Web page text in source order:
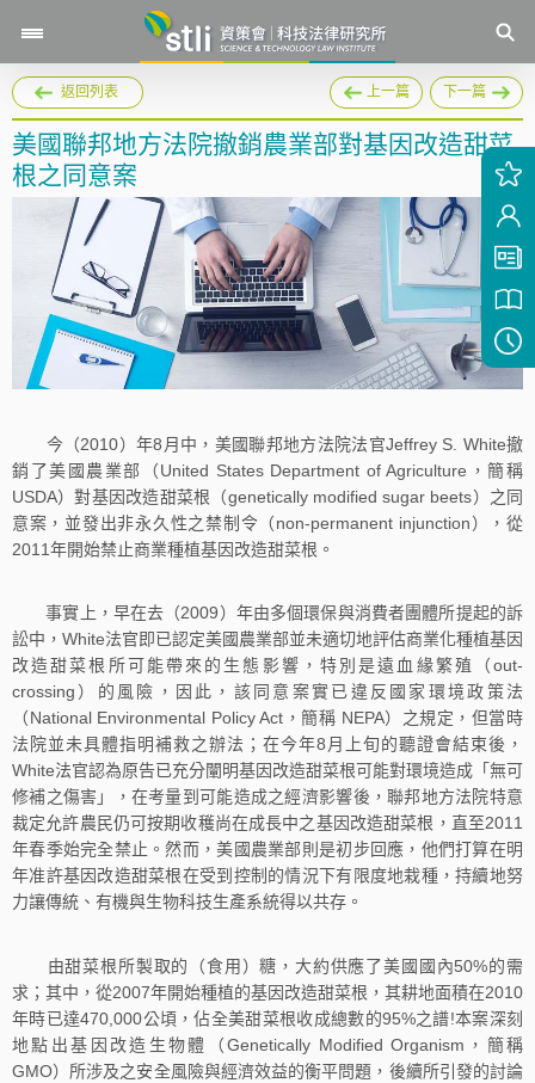
返回列表 上一篇 下一篇
美國聯邦地方法院撤銷農業部對基因改造甜菜
根之同意案
今（2010）年8月中，美國聯邦地方法院法官Jeffrey S. White撤
銷了美國農業部（United States Department of Agriculture，簡稱
USDA）對基因改造甜菜根（genetically modified sugar beets）之同
意案，並發出非永久性之禁制令（non-permanent injunction），從
2011年開始禁止商業種植基因改造甜菜根。
事實上，早在去（2009）年由多個環保與消費者團體所提起的訴
訟中，White法官即已認定美國農業部並未適切地評估商業化種植基因
改造甜菜根所可能帶來的生態影響，特別是遠血緣繁殖（out-
crossing）的風險，因此，該同意案實已違反國家環境政策法
（National Environmental Policy Act，簡稱 NEPA）之規定，但當時
法院並未具體指明補救之辦法；在今年8月上旬的聽證會結束後，
White法官認為原告已充分闡明基因改造甜菜根可能對環境造成「無可
修補之傷害」，在考量到可能造成之經濟影響後，聯邦地方法院特意
裁定允許農民仍可按期收穫尚在成長中之基因改造甜菜根，直至2011
年春季始完全禁止。然而，美國農業部則是初步回應，他們打算在明
年准許基因改造甜菜根在受到控制的情況下有限度地栽種，持續地努
力讓傳統、有機與生物科技生產系統得以共存。
由甜菜根所製取的（食用）糖，大約供應了美國國內50%的需
求；其中，從2007年開始種植的基因改造甜菜根，其耕地面積在2010
年時已達470,000公頃，佔全美甜菜根收成總數的95%之譜!本案深刻
地點出基因改造生物體（Genetically Modified Organism，簡稱
GMO）所涉及之安全風險與經濟效益的衡平問題，後續所引發的討論